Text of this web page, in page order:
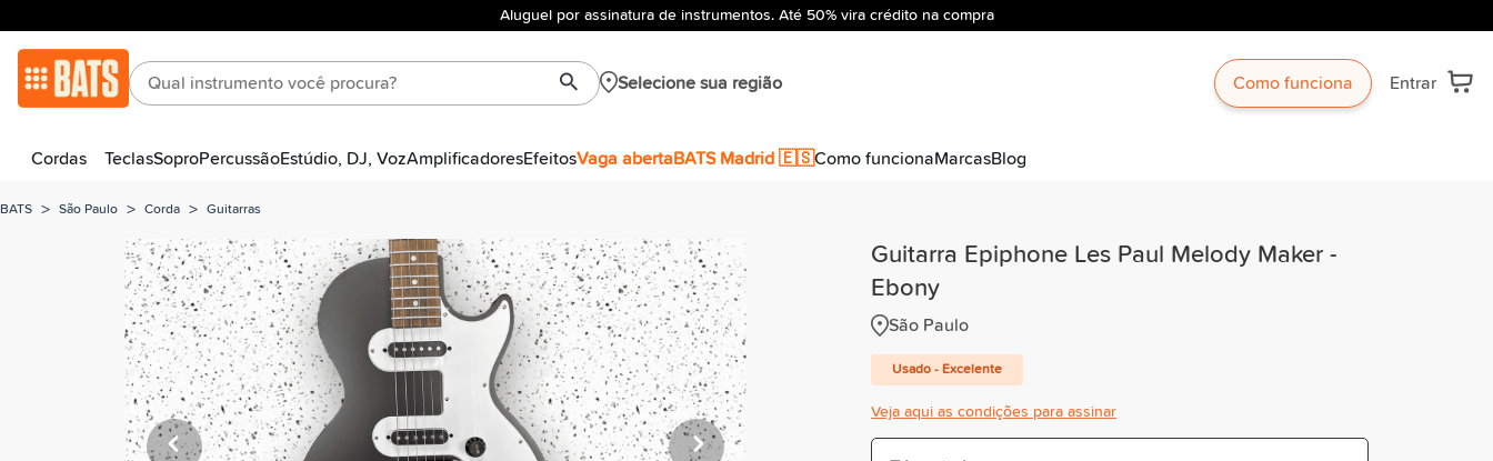
Aluguel por assinatura de instrumentos. Até 50% vira crédito na compra
Selecione sua região Como funciona Entrar
Cordas TeclasSoproPercussãoEstúdio, DJ, VozAmplificadoresEfeitosVaga abertaBATS Madrid 🇪🇸Como funcionaMarcasBlog
BATS > São Paulo > Corda > Guitarras
Guitarra Epiphone Les Paul Melody Maker -
Ebony
São Paulo
Usado - Excelente
Veja aqui as condições para assinar